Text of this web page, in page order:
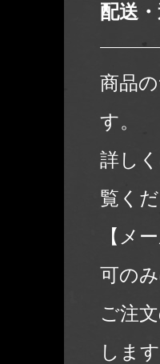
配送
商品
す。
詳し
覧くだ
【メ
可の
ご注
します